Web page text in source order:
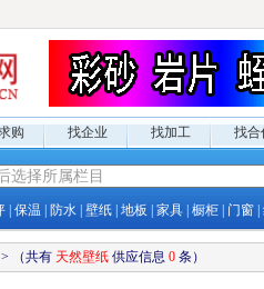
购 找企业 找加工 找合
保温 防水 壁纸 地板 家具 橱柜 门窗
> （共有 天然壁纸 供应信息 0 条）